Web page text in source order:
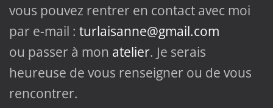
vous pouvez rentrer en contact avec moi
par e-mail : turlaisanne@gmail.com
ou passer à mon atelier. Je serais
heureuse de vous renseigner ou de vous
rencontrer.